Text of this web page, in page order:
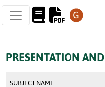
PRESENTATION
SUBJECT NAME